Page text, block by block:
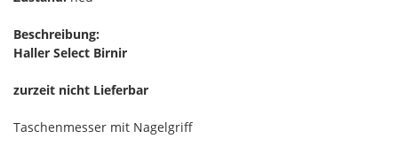
Beschreibung:
Haller Select Birnir
zurzeit nicht Lieferbar
Taschenmesser mit Nagelgriff